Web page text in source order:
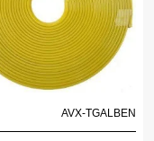
AVX-TGALBEN